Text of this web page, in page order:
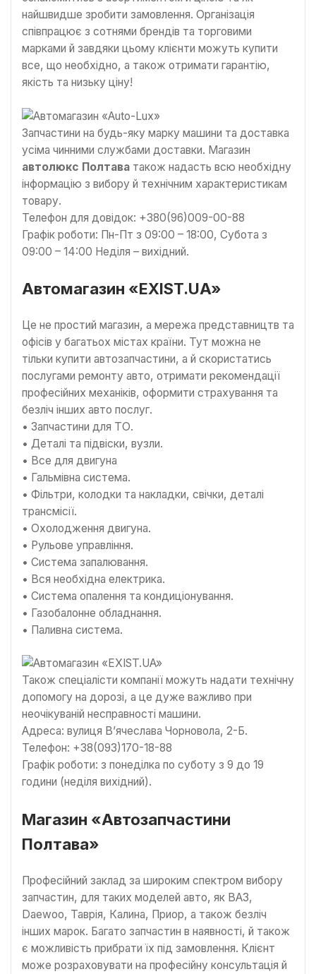
найшвидше зробити замовлення. Організація
співпрацює з сотнями брендів та торговими
марками й завдяки цьому клієнти можуть купити
все, що необхідно, а також отримати гарантію,
якість та низьку ціну!
Запчастини на будь-яку марку машини та доставка
усіма чинними службами доставки. Магазин
автолюкс Полтава також надасть всю необхідну
інформацію з вибору й технічним характеристикам
товару.
Телефон для довідок: +380(96)009-00-88
Графік роботи: Пн-Пт з 09:00 – 18:00, Субота з
09:00 – 14:00 Неділя – вихідний.
Автомагазин «EXIST.UA»
Це не простий магазин, а мережа представництв та
офісів у багатьох містах країни. Тут можна не
тільки купити автозапчастини, а й скористатись
послугами ремонту авто, отримати рекомендації
професійних механіків, оформити страхування та
безліч інших авто послуг.
• Запчастини для ТО.
• Деталі та підвіски, вузли.
• Все для двигуна
• Гальмівна система.
• Фільтри, колодки та накладки, свічки, деталі
трансмісії.
• Охолодження двигуна.
• Рульове управління.
• Система запалювання.
• Вся необхідна електрика.
• Система опалення та кондиціонування.
• Газобалонне обладнання.
• Паливна система.
Також спеціалісти компанії можуть надати технічну
допомогу на дорозі, а це дуже важливо при
неочікуваній несправності машини.
Адреса: вулиця В’ячеслава Чорновола, 2-Б.
Телефон: +38(093)170-18-88
Графік роботи: з понеділка по суботу з 9 до 19
години (неділя вихідний).
Магазин «Автозапчастини
Полтава»
Професійний заклад за широким спектром вибору
запчастин, для таких моделей авто, як ВАЗ,
Daewoo, Таврія, Калина, Приор, а також безліч
інших марок. Багато запчастин в наявності, й також
є можливість прибрати їх під замовлення. Клієнт
може розраховувати на професійну консультація й